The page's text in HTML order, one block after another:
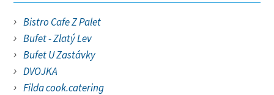
Bistro Cafe Z Palet
Bufet - Zlatý Lev
Bufet U Zastávky
DVOJKA
Filda cook.catering